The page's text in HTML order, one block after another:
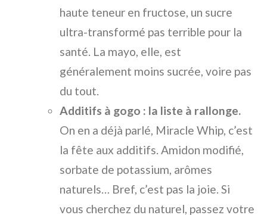
haute teneur en fructose, un sucre
ultra-transformé pas terrible pour la
santé. La mayo, elle, est
généralement moins sucrée, voire pas
du tout.
Additifs à gogo : la liste à rallonge.
On en a déjà parlé, Miracle Whip, c’est
la fête aux additifs. Amidon modifié,
sorbate de potassium, arômes
naturels… Bref, c’est pas la joie. Si
vous cherchez du naturel, passez votre